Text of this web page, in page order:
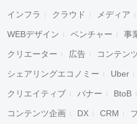
インフラ クラウド メディア
WEBデザイン ベンチャー 事
クリエーター 広告 コンテン
シェアリングエコノミー Uber
クリエイティブ バナー BtoB
コンテンツ企画 DX CRM